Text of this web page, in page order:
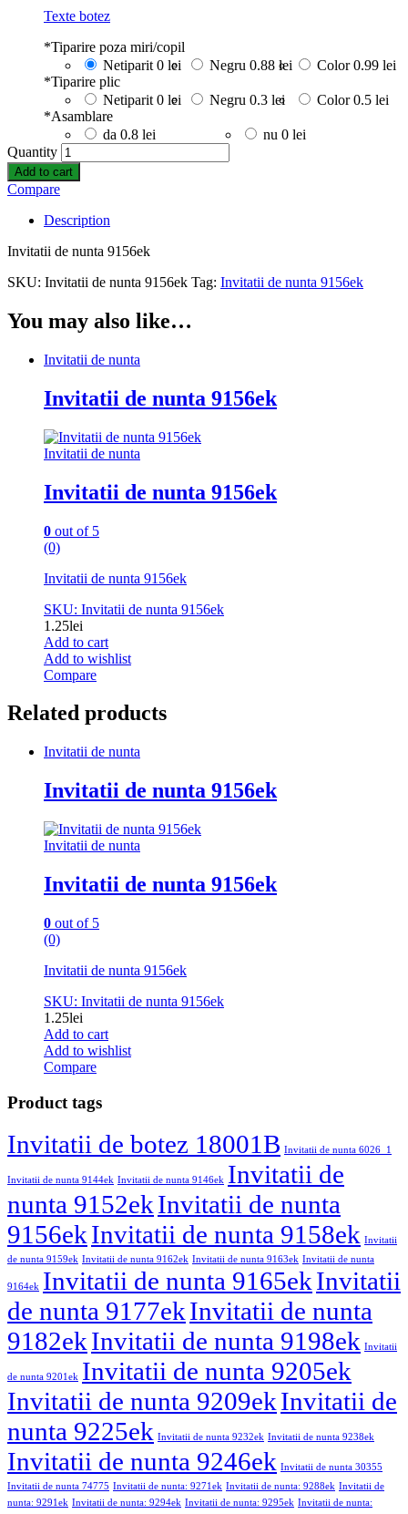
Texte botez
*Tiparire poza miri/copil
Netiparit 0 lei Negru 0.88 lei Color 0.99 lei
*Tiparire plic
Netiparit 0 lei Negru 0.3 lei Color 0.5 lei
*Asamblare
da 0.8 lei nu 0 lei
Quantity
Add to cart
Compare
Description
Invitatii de nunta 9156ek
SKU: Invitatii de nunta 9156ek Tag: Invitatii de nunta 9156ek
You may also like…
Invitatii de nunta
Invitatii de nunta 9156ek
Invitatii de nunta
Invitatii de nunta 9156ek
0 out of 5
(0)
Invitatii de nunta 9156ek
SKU: Invitatii de nunta 9156ek
1.25lei
Add to cart
Add to wishlist
Compare
Related products
Invitatii de nunta
Invitatii de nunta 9156ek
Invitatii de nunta
Invitatii de nunta 9156ek
0 out of 5
(0)
Invitatii de nunta 9156ek
SKU: Invitatii de nunta 9156ek
1.25lei
Add to cart
Add to wishlist
Compare
Product tags
Invitatii de botez 18001B Invitatii de nunta 6026_1
Invitatii de nunta 9144ek Invitatii de nunta 9146ek Invitatii de
nunta 9152ekInvitatii de nunta
9156ekInvitatii de nunta 9158ek Invitatii
de nunta 9159ek Invitatii de nunta 9162ek Invitatii de nunta 9163ek Invitatii de nunta
9164ek Invitatii de nunta 9165ekInvitatii
de nunta 9177ekInvitatii de nunta
9182ekInvitatii de nunta 9198ek Invitatii
de nunta 9201ek Invitatii de nunta 9205ek
Invitatii de nunta 9209ekInvitatii de
nunta 9225ek Invitatii de nunta 9232ek Invitatii de nunta 9238ek
Invitatii de nunta 9246ek Invitatii de nunta 30355
Invitatii de nunta 74775 Invitatii de nunta: 9271ek Invitatii de nunta: 9288ek Invitatii de
nunta: 9291ek Invitatii de nunta: 9294ek Invitatii de nunta: 9295ek Invitatii de nunta: